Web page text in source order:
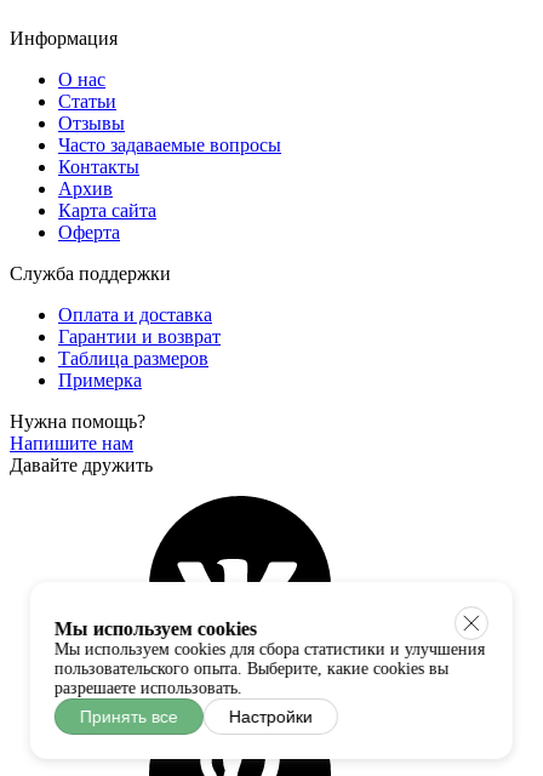
Информация
О нас
Статьи
Отзывы
Часто задаваемые вопросы
Контакты
Архив
Карта сайта
Оферта
Служба поддержки
Оплата и доставка
Гарантии и возврат
Таблица размеров
Примерка
Нужна помощь?
Напишите нам
Давайте дружить
Мы используем cookies
Мы используем cookies для сбора статистики и улучшения
пользовательского опыта. Выберите, какие cookies вы
разрешаете использовать.
Принять все Настройки